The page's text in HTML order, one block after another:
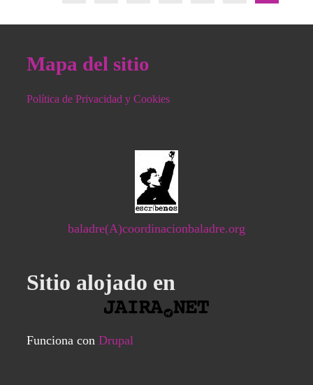
Mapa del sitio
Política de Privacidad y Cookies
baladre(A)coordinacionbaladre.org
Sitio alojado en
Funciona con Drupal